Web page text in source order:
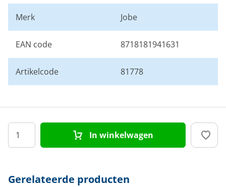
Merk Jobe
EAN code 8718181941631
Artikelcode 81778
In winkelwagen
Gerelateerde producten